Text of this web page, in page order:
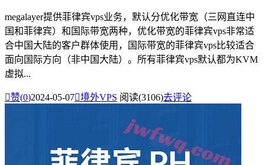
megalayer提供菲律宾vps业务，默认分优化带宽（三网直连中
国和菲律宾）和国际带宽两种，优化带宽的菲律宾vps非常适
合中国大陆的客户群体使用，国际带宽的菲律宾vps比较适合
面向国际方向（非中国大陆）。所有菲律宾vps默认都为KVM
虚拟...
赞(0)2024-05-07境外VPS 阅读(3106)去评论